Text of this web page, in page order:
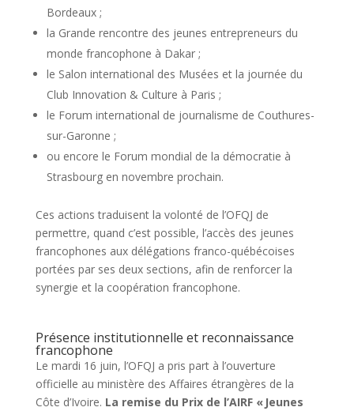
Bordeaux ;
la Grande rencontre des jeunes entrepreneurs du
monde francophone à Dakar ;
le Salon international des Musées et la journée du
Club Innovation & Culture à Paris ;
le Forum international de journalisme de Couthures-
sur-Garonne ;
ou encore le Forum mondial de la démocratie à
Strasbourg en novembre prochain.
Ces actions traduisent la volonté de l’OFQJ de
permettre, quand c’est possible, l’accès des jeunes
francophones aux délégations franco-québécoises
portées par ses deux sections, afin de renforcer la
synergie et la coopération francophone.
Présence institutionnelle et reconnaissance
francophone
Le mardi 16 juin, l’OFQJ a pris part à l’ouverture
officielle au ministère des Affaires étrangères de la
Côte d’Ivoire. La remise du Prix de l’AIRF « Jeunes